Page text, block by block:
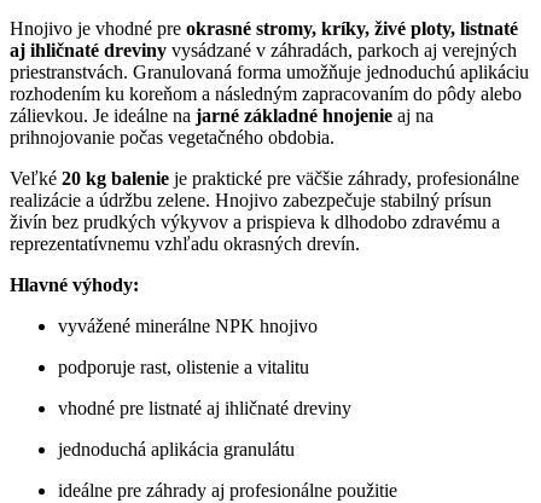
Hnojivo je vhodné pre okrasné stromy, kríky, živé ploty, listnaté
aj ihličnaté dreviny vysádzané v záhradách, parkoch aj verejných
priestranstvách. Granulovaná forma umožňuje jednoduchú aplikáciu
rozhodením ku koreňom a následným zapracovaním do pôdy alebo
zálievkou. Je ideálne na jarné základné hnojenie aj na
prihnojovanie počas vegetačného obdobia.
Veľké 20 kg balenie je praktické pre väčšie záhrady, profesionálne
realizácie a údržbu zelene. Hnojivo zabezpečuje stabilný prísun
živín bez prudkých výkyvov a prispieva k dlhodobo zdravému a
reprezentatívnemu vzhľadu okrasných drevín.
Hlavné výhody:
vyvážené minerálne NPK hnojivo
podporuje rast, olistenie a vitalitu
vhodné pre listnaté aj ihličnaté dreviny
jednoduchá aplikácia granulátu
ideálne pre záhrady aj profesionálne použitie